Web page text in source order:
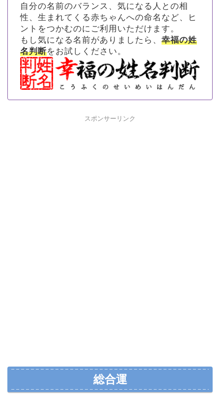
自分の名前のバランス、気になる人との相
性、生まれてくる赤ちゃんへの命名など、ヒ
ントをつかむのにご利用いただけます。
もし気になる名前がありましたら、 幸福の姓
名判断をお試しください。
スポンサーリンク
総合運